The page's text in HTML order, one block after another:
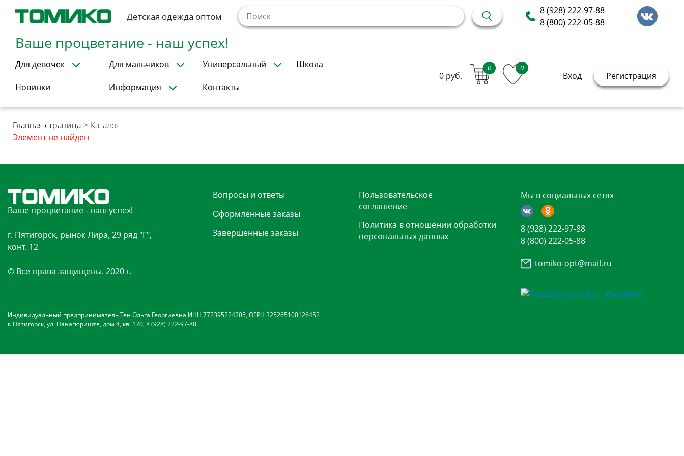
Детская одежда оптом
8 (928) 222-97-88
8 (800) 222-05-88
Ваше процветание - наш успех!
Для девочек Для мальчиков Универсальный Школа
Новинки Информация Контакты
0 руб.
0 0
Вход Регистрация
Главная страница > Каталог
Элемент не найден
Ваше процветание - наш успех!
г. Пятигорск, рынок Лира, 29 ряд "Г",
конт. 12
© Все права защищены. 2020 г.
Вопросы и ответы
Оформленные заказы
Завершенные заказы
Пользовательское
соглашение
Политика в отношении обработки
персональных данных
Мы в социальных сетях
8 (928) 222-97-88
8 (800) 222-05-88
tomiko-opt@mail.ru
Индивидуальный предприниматель Тен Ольга Георгиевна ИНН 772395224205, ОГРН 325265100126452
г. Пятигорск, ул. Панагюриште, дом 4, кв. 170, 8 (928) 222-97-88